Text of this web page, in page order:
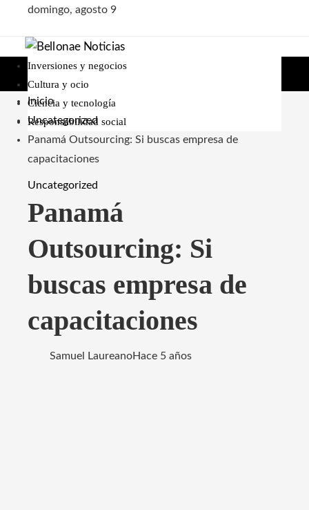
domingo, agosto 9
Inversiones y negocios
Cultura y ocio
Ciencia y tecnología
Responsabilidad social
Inicio
Uncategorized
Panamá Outsourcing: Si buscas empresa de
capacitaciones
Uncategorized
Panamá
Outsourcing: Si
buscas empresa de
capacitaciones
Samuel LaureanoHace 5 años